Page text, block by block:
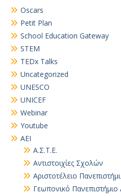
Oscars
Petit Plan
School Education Gateway
STEM
TEDx Talks
Uncategorized
UNESCO
UNICEF
Webinar
Youtube
ΑΕΙ
Α.Σ.Τ.Ε.
Αντιστοιχίες Σχολών
Αριστοτέλειο
Γεωπονικό